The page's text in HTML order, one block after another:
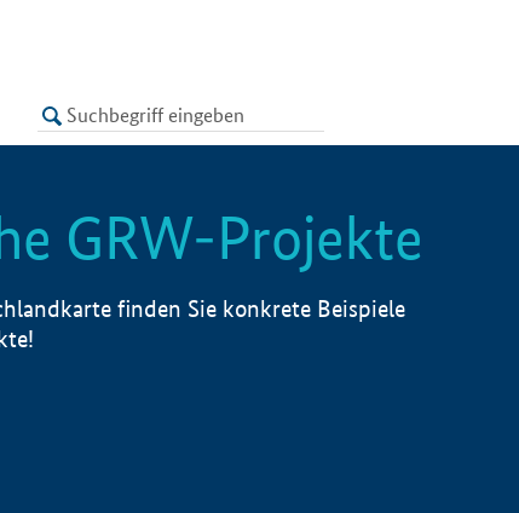
LISTE
GRW-Projekte
finden Sie konkrete Beispiele